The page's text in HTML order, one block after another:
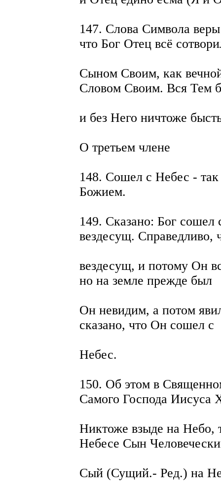
147. Слова Символа
что Бог Отец всё
Сыном Своим, как
Словом Своим. Вся Тем
и без Него ничтоже
О третьем члене
148. Сошел с Небес -
Божием.
149. Сказано: Бог
вездесущ. Справедливо,
вездесущ, и потому Он
но на земле прежде был
Он невидим, а потом
сказано, что Он сошел с
Небес.
150. Об этом в
Самого Господа Иисуса
Никтоже взыде на Небо,
Небесе Сын
Сый (Сущий.- Ред.) на